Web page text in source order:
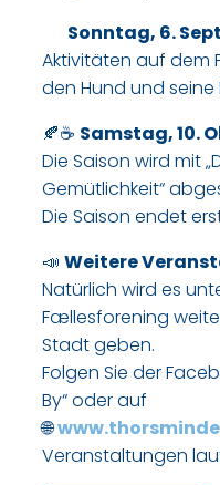
Sonntag, 6.
Aktivitäten auf dem
den Hund und seine
🍂☕ Samstag, 10.
Die Saison wird mit
Gemütlichkeit“
Die Saison endet erst
📣 Weitere
Natürlich wird es
Fællesforening
Stadt geben.
Folgen Sie der
By“ oder auf
🌐
Veranstaltungen